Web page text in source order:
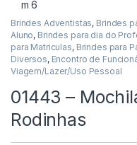
Brindes Adventistas, Brindes
Aluno, Brindes para dia do
para Matriculas, Brindes para
Diversos, Encontro de
Viagem/Lazer/Uso Pessoal
01443 –
Rodinhas